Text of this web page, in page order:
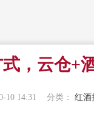
，云仓+
10 14:31 分类：红酒